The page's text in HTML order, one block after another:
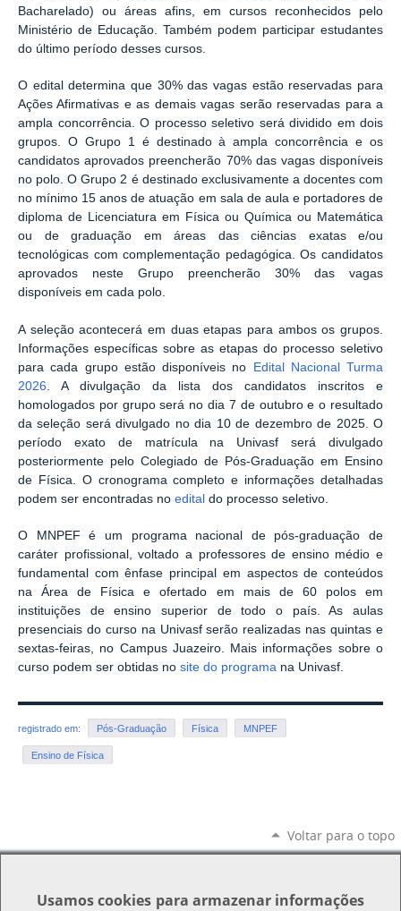
Bacharelado) ou áreas afins, em cursos reconhecidos pelo
Ministério de Educação. Também podem participar estudantes
do último período desses cursos.
O edital determina que 30% das vagas estão reservadas para
Ações Afirmativas e as demais vagas serão reservadas para a
ampla concorrência. O processo seletivo será dividido em dois
grupos. O Grupo 1 é destinado à ampla concorrência e os
candidatos aprovados preencherão 70% das vagas disponíveis
no polo. O Grupo 2 é destinado exclusivamente a docentes com
no mínimo 15 anos de atuação em sala de aula e portadores de
diploma de Licenciatura em Física ou Química ou Matemática
ou de graduação em áreas das ciências exatas e/ou
tecnológicas com complementação pedagógica. Os candidatos
aprovados neste Grupo preencherão 30% das vagas
disponíveis em cada polo.
A seleção acontecerá em duas etapas para ambos os grupos.
Informações específicas sobre as etapas do processo seletivo
para cada grupo estão disponíveis no Edital Nacional Turma
2026 . A divulgação da lista dos candidatos inscritos e
homologados por grupo será no dia 7 de outubro e o resultado
da seleção será divulgado no dia 10 de dezembro de 2025. O
período exato de matrícula na Univasf será divulgado
posteriormente pelo Colegiado de Pós-Graduação em Ensino
de Física. O cronograma completo e informações detalhadas
podem ser encontradas no edital do processo seletivo.
O MNPEF é um programa nacional de pós-graduação de
caráter profissional, voltado a professores de ensino médio e
fundamental com ênfase principal em aspectos de conteúdos
na Área de Física e ofertado em mais de 60 polos em
instituições de ensino superior de todo o país. As aulas
presenciais do curso na Univasf serão realizadas nas quintas e
sextas-feiras, no Campus Juazeiro. Mais informações sobre o
curso podem ser obtidas no site do programa na Univasf.
registrado em: Pós-Graduação Física MNPEF
Ensino de Física
Voltar para o topo
Usamoscookies para armazenar informações